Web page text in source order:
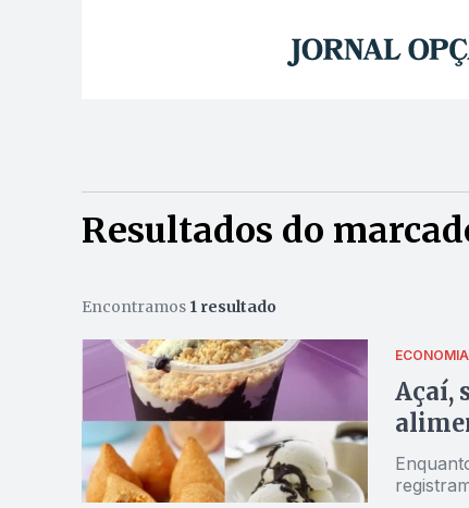
Resultados do
Encontramos 1 resultado
ECONOMIA
Açaí,